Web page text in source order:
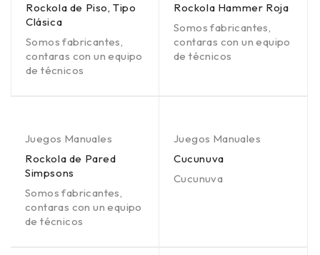
Rockola de Piso, Tipo
Clásica
Somos fabricantes,
contaras con un equipo
de técnicos
Rockola Hammer Roja
Somos fabricantes,
contaras con un equipo
de técnicos
Juegos Manuales
Rockola de Pared
Simpsons
Somos fabricantes,
contaras con un equipo
de técnicos
Juegos Manuales
Cucunuva
Cucunuva